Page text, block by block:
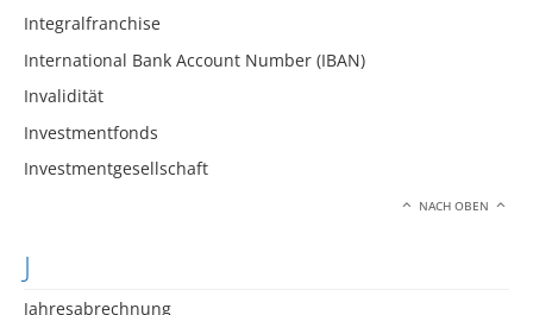
Integralfranchise
International Bank Account Number (IBAN)
Invalidität
Investmentfonds
Investmentgesellschaft
NACH OBEN
J
Jahresabrechnung